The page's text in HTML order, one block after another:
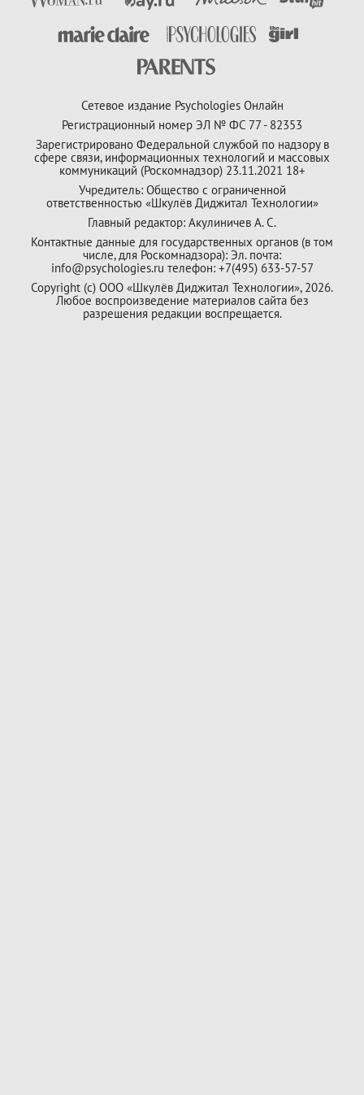
Сетевое издание Psychologies Онлайн
Регистрационный номер ЭЛ № ФС 77 - 82353
Зарегистрировано Федеральной службой по надзору в
сфере связи, информационных технологий и массовых
коммуникаций (Роскомнадзор) 23.11.2021 18+
Учредитель: Общество с ограниченной
ответственностью «Шкулёв Диджитал Технологии»
Главный редактор: Акулиничев А. С.
Контактные данные для государственных органов (в том
числе, для Роскомнадзора): Эл. почта:
info@psychologies.ru телефон: +7(495) 633-57-57
Copyright (с) ООО «Шкулёв Диджитал Технологии», 2026.
Любое воспроизведение материалов сайта без
разрешения редакции воспрещается.